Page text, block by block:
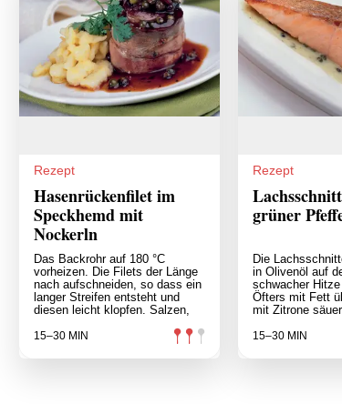
Rezept
Hasenrückenfilet im
Speckhemd mit
Nockerln
Das Backrohr auf 180 °C
vorheizen. Die Filets der Länge
nach aufschneiden, so dass ein
langer Streifen entsteht und
diesen leicht klopfen. Salzen,
15–30 MIN
Rezept
grüner
Die
in Olivenöl auf
schwacher
Öfters mit Fett
mit Zitrone
15–30 MIN